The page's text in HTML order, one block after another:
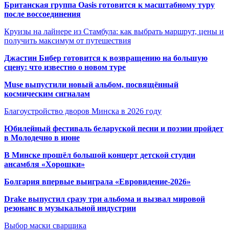
Британская группа Oasis готовится к масштабному туру
после воссоединения
Круизы на лайнере из Стамбула: как выбрать маршрут, цены и
получить максимум от путешествия
Джастин Бибер готовится к возвращению на большую
сцену: что известно о новом туре
Muse выпустили новый альбом, посвящённый
космическим сигналам
Благоустройство дворов Минска в 2026 году
Юбилейный фестиваль беларуской песни и поэзии пройдет
в Молодечно в июне
В Минске прошёл большой концерт детской студии
ансамбля «Хорошки»
Болгария впервые выиграла «Евровидение-2026»
Drake выпустил сразу три альбома и вызвал мировой
резонанс в музыкальной индустрии
Выбор маски сварщика